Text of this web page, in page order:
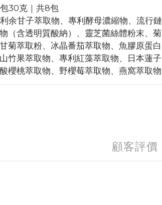
30克｜共8包
余甘子萃取物、專利酵母濃縮物、流行鏈
（含透明質酸納）、靈芝菌絲體粉末、菊
菊萃取粉、冰晶番茄萃取物、魚膠原蛋白
竹果萃取物、專利紅藻萃取物、日本蓮子
櫻桃萃取物、野櫻莓萃取物、燕窩萃取物
顧客評價